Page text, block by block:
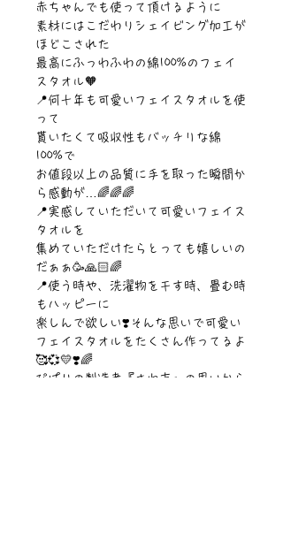
赤ちゃんでも使って頂けるように
素材にはこだわりシェイビング加工が
ほどこされた
最高にふっわふわの綿100%のフェイ
スタオル🧡
📍何十年も可愛いフェイスタオルを使
って
貰いたくて吸収性もバッチリな綿
100%で
お値段以上の品質に手を取った瞬間か
ら感動が…🌈🌈🌈
📍実感していただいて可愛いフェイス
タオルを
集めていただけたらとっても嬉しいの
だぁぁ🥳🙏🏻🌈
📍使う時や、洗濯物を干す時、畳む時
もハッピーに
楽しんで欲しい❣️そんな思いで可愛い
フェイスタオルをたくさん作ってるよ
🥰💞💛❣️🌈
ぴぱりの製造者『さわ吉』の思いから